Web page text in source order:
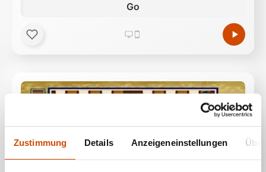
Zustimmung Details Anzeigeneinstellungen
Go